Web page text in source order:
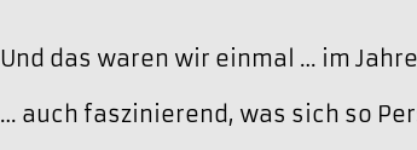
Und das waren wir einmal … im
… auch faszinierend, was sich so